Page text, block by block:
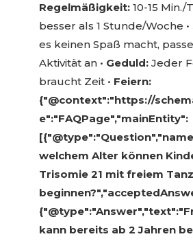
Regelmäßigkeit:10-15 Min./
besser als 1 Stunde/Woche •
es keinen Spaß macht,
Aktivität an • Geduld:Jeder
braucht Zeit • Feiern:
{"@context":"https://
e":"FAQPage","mainEntity":
welchem Alter können
Trisomie 21 mit freiem
kann bereits ab 2 Jahren